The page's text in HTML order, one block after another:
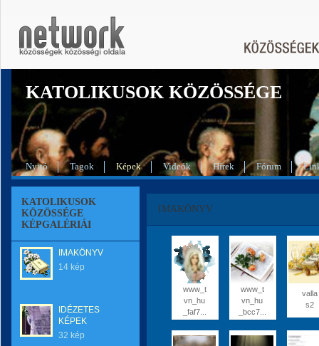
KATOLIKUSOK KÖZÖSSÉGE
Nyitó Tagok Képek Videók Hírek Fórum
KATOLIKUSOK
KÖZÖSSÉGE
KÉPGALÉRIÁI
IMAKÖNYV
14 kép
IDÉZETES
KÉPEK
32 kép
IMAKÖNYV
www_t
vn_hu
_faf7...
www_t
vn_hu
_bcc7...
valla
s2